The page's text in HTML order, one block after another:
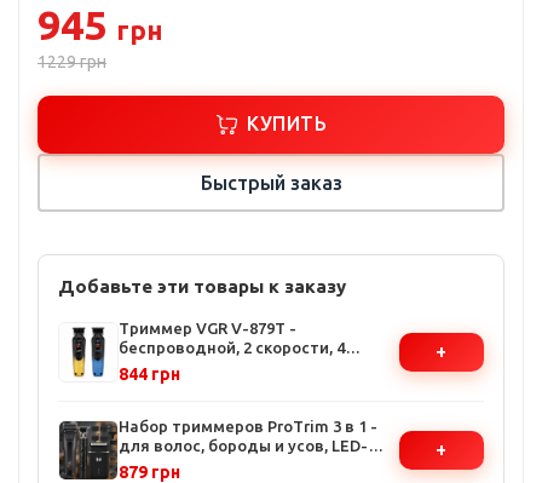
945 грн
1229грн
КУПИТЬ
Быстрый заказ
Добавьте эти товары к заказу
Триммер VGR V-879T -
беспроводной, 2 скорости, 4
насадки, LED-дисплей, до 300
минут работы
844 грн
+
Набор триммеров ProTrim 3 в 1 -
для волос, бороды и усов, LED-
дисплей, до 120 минут работы
879 грн
+